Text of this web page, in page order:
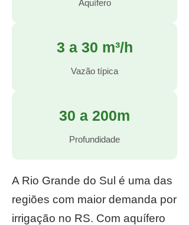
Aquífero
3 a 30 m³/h
Vazão típica
30 a 200m
Profundidade
A Rio Grande do Sul é uma das
regiões com maior demanda por
irrigação no RS. Com aquífero